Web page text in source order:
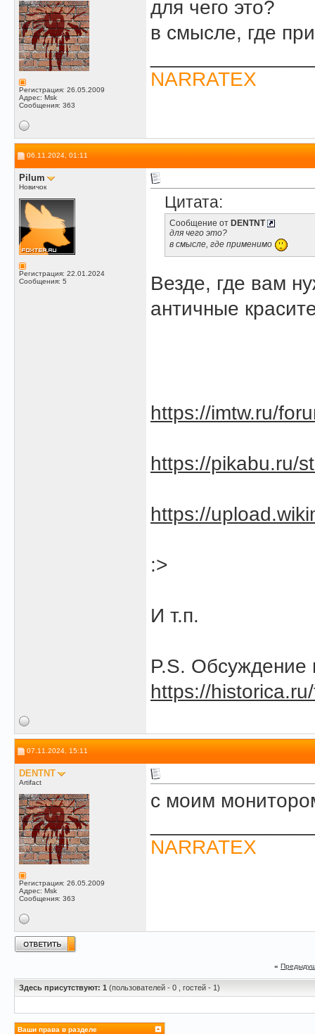
Регистрация: 26.05.2009
Адрес: Msk
Сообщения: 363
для чего это?
в смысле, где
NARRATEX
06.11.2024, 01:11
Pilum
Новичок
Регистрация: 22.01.2024
Сообщения: 5
Цитата:
Сообщение от DENTNT
для чего это?
в смысле, где применимо
Везде, где вам
античные
https://imtw.ru/
https://pikabu.ru/
https://
:>
И т.п.
P.S. Обсуждение
https://
07.11.2024, 15:11
DENTNT
Artifact
Регистрация: 26.05.2009
Адрес: Msk
Сообщения: 363
с моим
NARRATEX
«
Здесь присутствуют: 1 (пользователей - 0 , гостей - 1)
Ваши права в разделе